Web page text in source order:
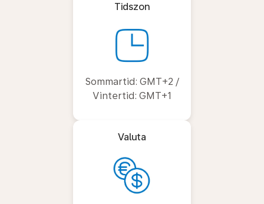
Tidszon
Sommartid: GMT+2 /
Vintertid: GMT+1
Valuta